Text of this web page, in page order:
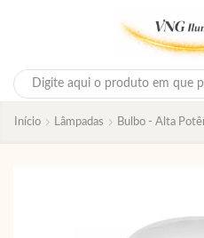
Início Lâmpadas Bulbo - Alta